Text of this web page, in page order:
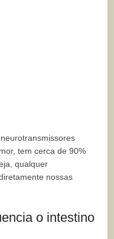
tem cerca de 90%
qualquer
nossas
o intestino